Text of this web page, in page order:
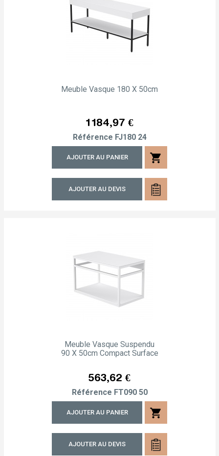
Meuble Vasque 180 X 50cm
Prix
1 184,97 €
Référence FJ180 24
AJOUTER AU PANIER shopping_cart
AJOUTER AU DEVIS
Meuble Vasque Suspendu
90 X 50cm Compact Surface
Prix
563,62 €
Référence FT090 50
AJOUTER AU PANIER shopping_cart
AJOUTER AU DEVIS